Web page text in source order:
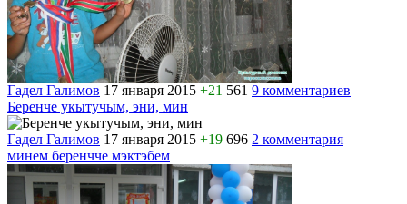
Гадел Галимов 17 января 2015 +21 561 9 комментариев
Беренче укытучым, эни, мин
Гадел Галимов 17 января 2015 +19 696 2 комментария
минем беренчче мэктэбем